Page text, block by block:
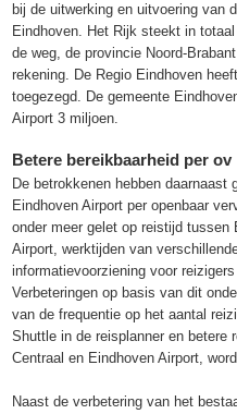
bij de uitwerking en uitvoering van
Eindhoven. Het Rijk steekt in
de weg, de provincie Noord-
rekening. De Regio Eindhoven
toegezegd. De gemeente
Airport 3 miljoen.
Betere bereikbaarheid per ov
De betrokkenen hebben daarnaast
Eindhoven Airport per openbaar
onder meer gelet op reistijd tussen
Airport, werktijden van
informatievoorziening voor
Verbeteringen op basis van dit
van de frequentie op het aantal
Shuttle in de reisplanner en betere
Centraal en Eindhoven Airport,
Naast de verbetering van het